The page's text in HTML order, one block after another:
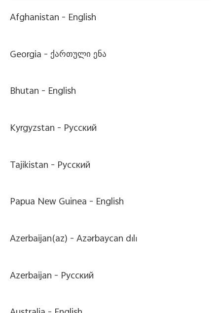
Afghanistan - English
Georgia -ქართული ენა
Bhutan - English
Kyrgyzstan - Pусский
Tajikistan - Pусский
Papua New Guinea - English
Azerbaijan(az) -Azərbaycan dili
Azerbaijan - Pусский